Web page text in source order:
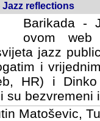
Jazz reflections
Barikada -
ovom web
jazz
i
HR) i
su bezvremeni
Matoševic,